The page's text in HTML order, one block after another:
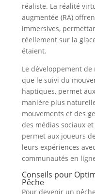
réaliste. La réalité
augmentée (RA)
immersives,
réellement sur la
étaient.
Le développement
que le suivi du
haptiques, permet
manière plus
mouvements et des
des médias sociaux
permet aux joueurs
leurs expériences
communautés en
Conseils pour
Pêche
Pour devenir un